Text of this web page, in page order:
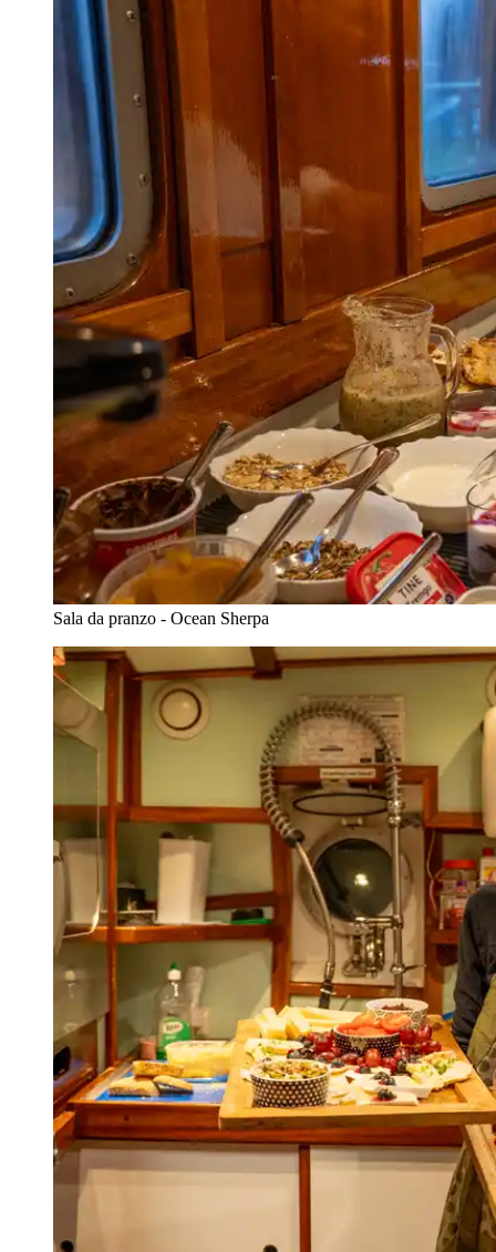
Sala da pranzo - Ocean Sherpa